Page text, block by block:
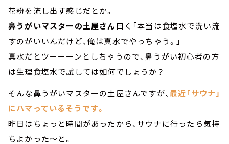
花粉を流し出す感じだとか。
鼻うがいマスターの土屋さん曰く「本当は食塩水で洗い流
すのがいいんだけど、俺は真水でやっちゃう。」
真水だとツーーーンとしちゃうので、鼻うがい初心者の方
は生理食塩水で試しては如何でしょうか？
そんな鼻うがいマスターの土屋さんですが、 最近「サウナ」
にハマっているそうです。
昨日はちょっと時間があったから、サウナに行ったら気持
ちよかった～と。